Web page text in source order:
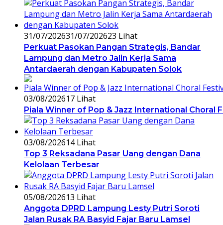
31/07/202631/07/202623 Lihat
Perkuat Pasokan Pangan Strategis, Bandar
Lampung dan Metro Jalin Kerja Sama
Antardaerah dengan Kabupaten Solok
03/08/202617 Lihat
Piala Winner of Pop & Jazz International Choral
03/08/202614 Lihat
Top 3 Reksadana Pasar Uang dengan Dana
Kelolaan Terbesar
05/08/202613 Lihat
Anggota DPRD Lampung Lesty Putri Soroti
Jalan Rusak RA Basyid Fajar Baru Lamsel